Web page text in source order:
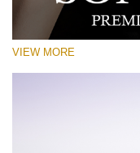
VIEW MORE